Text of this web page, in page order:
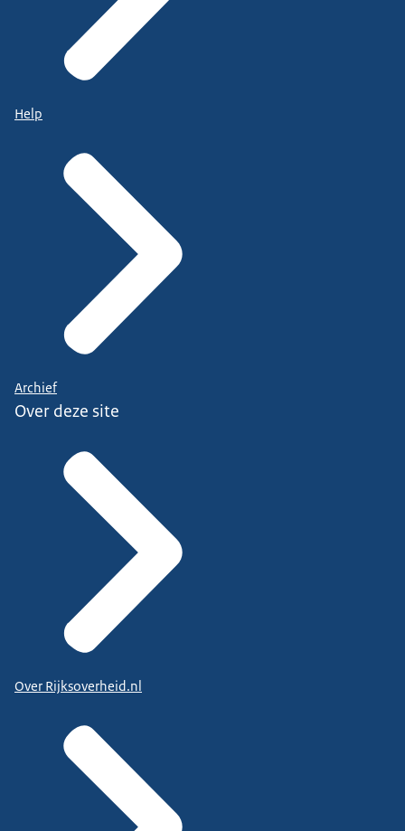
Help
Archief
Over deze site
Over Rijksoverheid.nl